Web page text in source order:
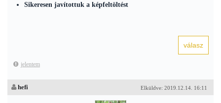
Sikeresen javítottuk a képfeltöltést
jelentem
Elküldve: 2019.12.14. 16:11
hefi